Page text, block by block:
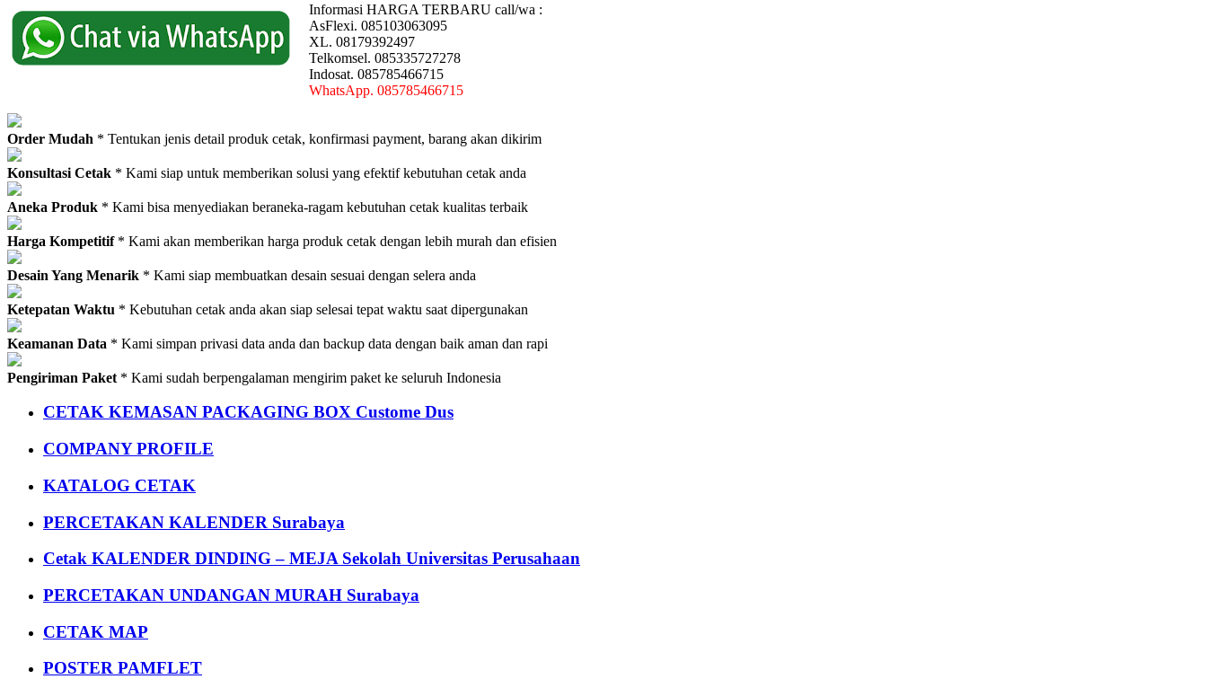
Informasi HARGA TERBARU call/wa :
AsFlexi. 085103063095
XL. 08179392497
Telkomsel. 085335727278
Indosat. 085785466715
WhatsApp. 085785466715
Order Mudah * Tentukan jenis detail produk cetak, konfirmasi payment, barang akan dikirim
Konsultasi Cetak * Kami siap untuk memberikan solusi yang efektif kebutuhan cetak anda
Aneka Produk * Kami bisa menyediakan beraneka-ragam kebutuhan cetak kualitas terbaik
Harga Kompetitif* Kami akan memberikan harga produk cetak dengan lebih murah dan efisien
Desain Yang Menarik * Kami siap membuatkan desain sesuai dengan selera anda
Ketepatan Waktu * Kebutuhan cetak anda akan siap selesai tepat waktu saat dipergunakan
Keamanan Data * Kami simpan privasi data anda dan backup data dengan baik aman dan rapi
Pengiriman Paket * Kami sudah berpengalaman mengirim paket ke seluruh Indonesia
CETAK KEMASAN PACKAGING BOX Custome Dus
COMPANY PROFILE
KATALOG CETAK
PERCETAKAN KALENDER Surabaya
Cetak KALENDER DINDING – MEJA Sekolah Universitas Perusahaan
PERCETAKAN UNDANGAN MURAH Surabaya
CETAK MAP
POSTER PAMFLET